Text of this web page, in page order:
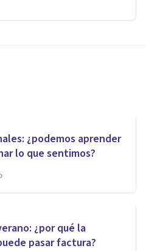
¿podemos aprender
lo que sentimos?
¿por qué la
pasar factura?